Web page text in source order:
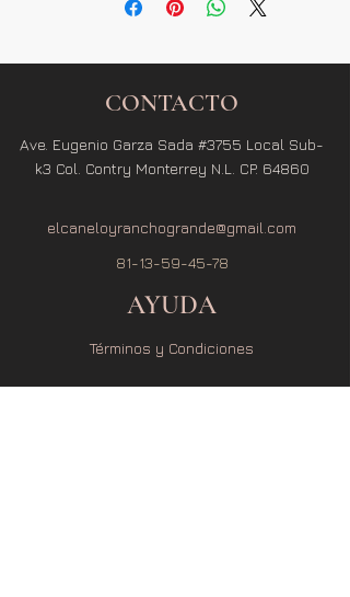
CONTACTO
Ave. Eugenio Garza Sada #3755 Local Sub-
k3 Col. Contry Monterrey N.L. CP. 64860
elcaneloyranchogrande@gmail.com
81-13-59-45-78
AYUDA
Términos y Condiciones